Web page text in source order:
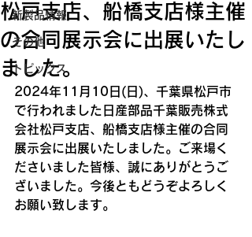
新製品情報
その他
トピックス
松戸支店、船橋支店様主催
の合同展示会に出展いたし
ました。
2024年11月10日(日)、千葉県松戸市
で行われました日産部品千葉販売株式
会社松戸支店、船橋支店様主催の合同
展示会に出展いたしました。ご来場く
ださいました皆様、誠にありがとうご
ざいました。今後ともどうぞよろしく
お願い致します。